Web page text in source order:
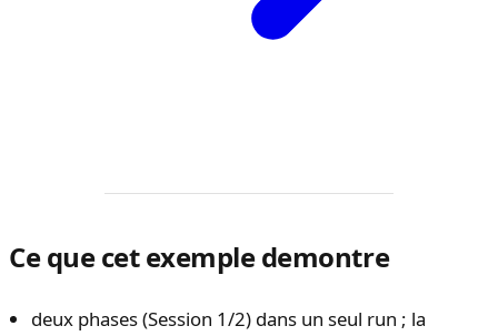
Ce que cet exemple demontre
deux phases (Session 1/2) dans un seul run ; la